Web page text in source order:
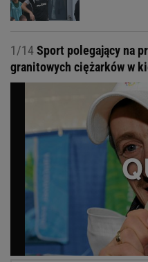
1/14Sport polegający na
granitowych ciężarków w